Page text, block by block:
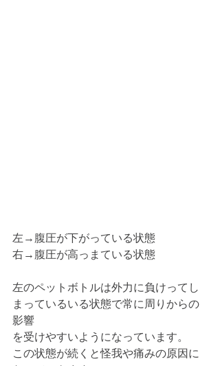
左→腹圧が下がっている状態
右→腹圧が高っまている状態
左のペットボトルは外力に負けってし
まっているいる状態で常に周りからの
影響
を受けやすいようになっています。
この状態が続くと怪我や痛みの原因に